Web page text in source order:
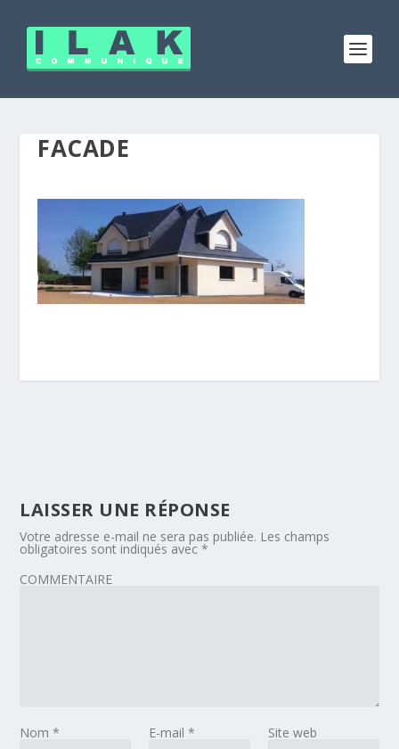
FACADE
LAISSER UNE RÉPONSE
Votre adresse e-mail ne sera pas publiée. Les champs
obligatoires sont indiqués avec*
COMMENTAIRE
Nom* E-mail * Site web